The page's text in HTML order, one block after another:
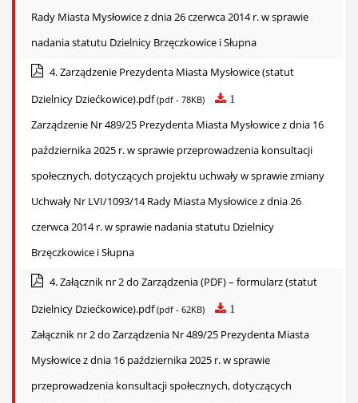
Rady Miasta Mysłowice z dnia 26 czerwca 2014 r. w sprawie
nadania statutu Dzielnicy Brzęczkowice i Słupna
4. Zarządzenie Prezydenta Miasta Mysłowice (statut
Dzielnicy Dziećkowice).pdf(pdf - 78KB) 1
Zarządzenie Nr 489/25 Prezydenta Miasta Mysłowice z dnia 16
października 2025 r. w sprawie przeprowadzenia konsultacji
społecznych, dotyczących projektu uchwały w sprawie zmiany
Uchwały Nr LVI/1093/14 Rady Miasta Mysłowice z dnia 26
czerwca 2014 r. w sprawie nadania statutu Dzielnicy
Brzęczkowice i Słupna
4. Załącznik nr 2 do Zarządzenia (PDF) – formularz (statut
Dzielnicy Dziećkowice).pdf(pdf - 62KB) 1
Załącznik nr 2 do Zarządzenia Nr 489/25 Prezydenta Miasta
Mysłowice z dnia 16 października 2025 r. w sprawie
przeprowadzenia konsultacji społecznych, dotyczących